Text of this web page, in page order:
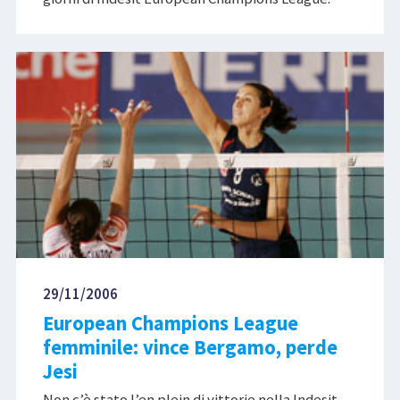
29/11/2006
European Champions League
femminile: vince Bergamo, perde
Jesi